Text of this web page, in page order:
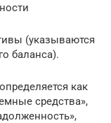
(указываются
баланса).
как
средства»,